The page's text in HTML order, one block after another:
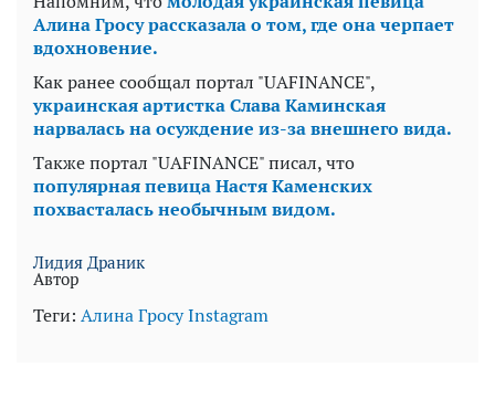
Алина Гросу рассказала о том, где она черпает
вдохновение.
Как ранее сообщал портал "UAFINANCE",
украинская артистка Слава Каминская
нарвалась на осуждение из-за внешнего вида.
Также портал "UAFINANCE" писал, что
популярная певица Настя Каменских
похвасталась необычным видом.
Лидия Драник
Автор
Теги: Алина ГросуInstagram